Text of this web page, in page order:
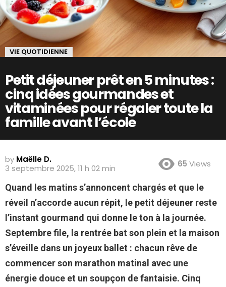
VIE QUOTIDIENNE
Petit déjeuner prêt en 5 minutes :
cinq idées gourmandes et
vitaminées pour régaler toute la
famille avant l’école
by Maëlle D.
3 septembre 2025, 11 h 02 min
65 Views
Quand les matins s’annoncent chargés et que le
réveil n’accorde aucun répit, le petit déjeuner reste
l’instant gourmand qui donne le ton à la journée.
Septembre file, la rentrée bat son plein et la maison
s’éveille dans un joyeux ballet : chacun rêve de
commencer son marathon matinal avec une
énergie douce et un soupçon de fantaisie. Cinq